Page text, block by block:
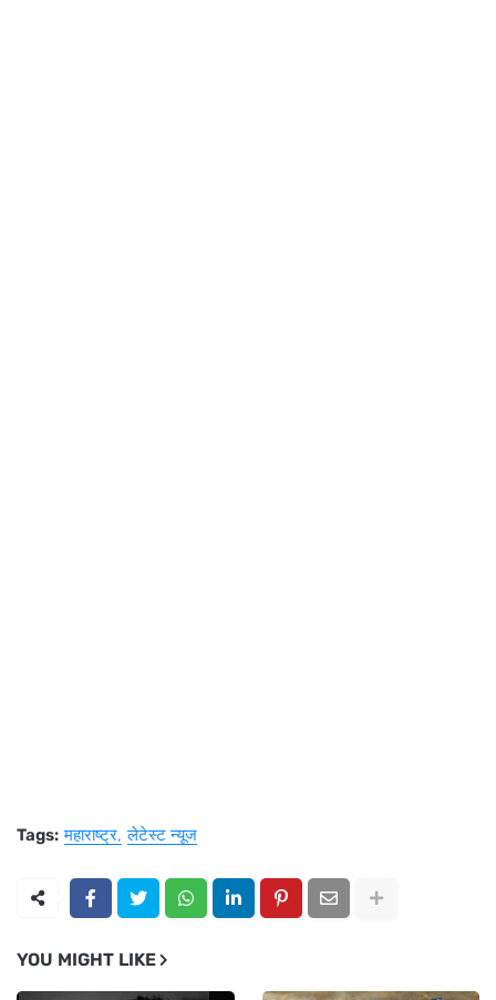
Tags: महाराष्ट्र लेटेस्ट न्यूज
YOU MIGHT LIKE